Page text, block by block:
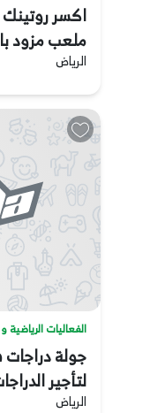
اكسر
ملعب مزود
الرياض
الفعاليات الرياضية
جولة
لتأجير
الرياض